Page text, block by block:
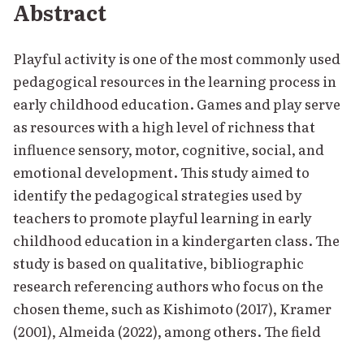
Abstract
Playful activity is one of the most commonly used
pedagogical resources in the learning process in
early childhood education. Games and play serve
as resources with a high level of richness that
influence sensory, motor, cognitive, social, and
emotional development. This study aimed to
identify the pedagogical strategies used by
teachers to promote playful learning in early
childhood education in a kindergarten class. The
study is based on qualitative, bibliographic
research referencing authors who focus on the
chosen theme, such as Kishimoto (2017), Kramer
(2001), Almeida (2022), among others. The field